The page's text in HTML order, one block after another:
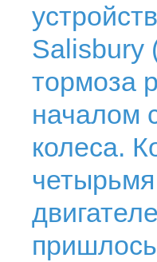
Salisbury
тормоза
началом
колеса.